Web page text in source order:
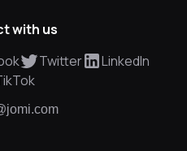
with us
Twitter
LinkedIn